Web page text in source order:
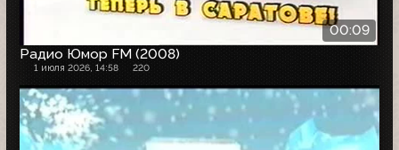
00:09
Радио Юмор FM (2008)
1 июля 2026, 14:58 220